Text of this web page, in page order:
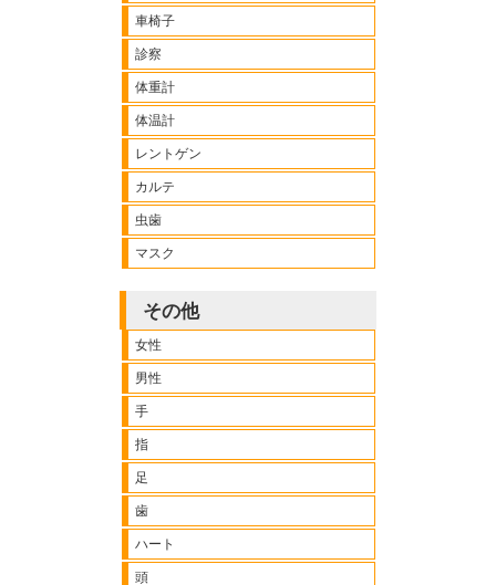
車椅子
診察
体重計
体温計
レントゲン
カルテ
虫歯
マスク
その他
女性
男性
手
指
足
歯
ハート
頭